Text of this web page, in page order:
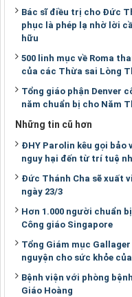
Bác sĩ điều trị cho Đức
phục là phép lạ nhờ lời
hữu
500 linh mục về Roma
của các Thừa sai Lòng
Tổng giáo phận Denver
năm chuẩn bị cho Năm
Những tin cũ hơn
ĐHY Parolin kêu gọi bảo
nguy hại đến từ trí tuệ
Đức Thánh Cha sẽ xuất
ngày 23/3
Hơn 1.000 người chuẩn
Công giáo Singapore
Tổng Giám mục
nguyện cho sức khỏe
Bệnh viện với phòng
Giáo Hoàng